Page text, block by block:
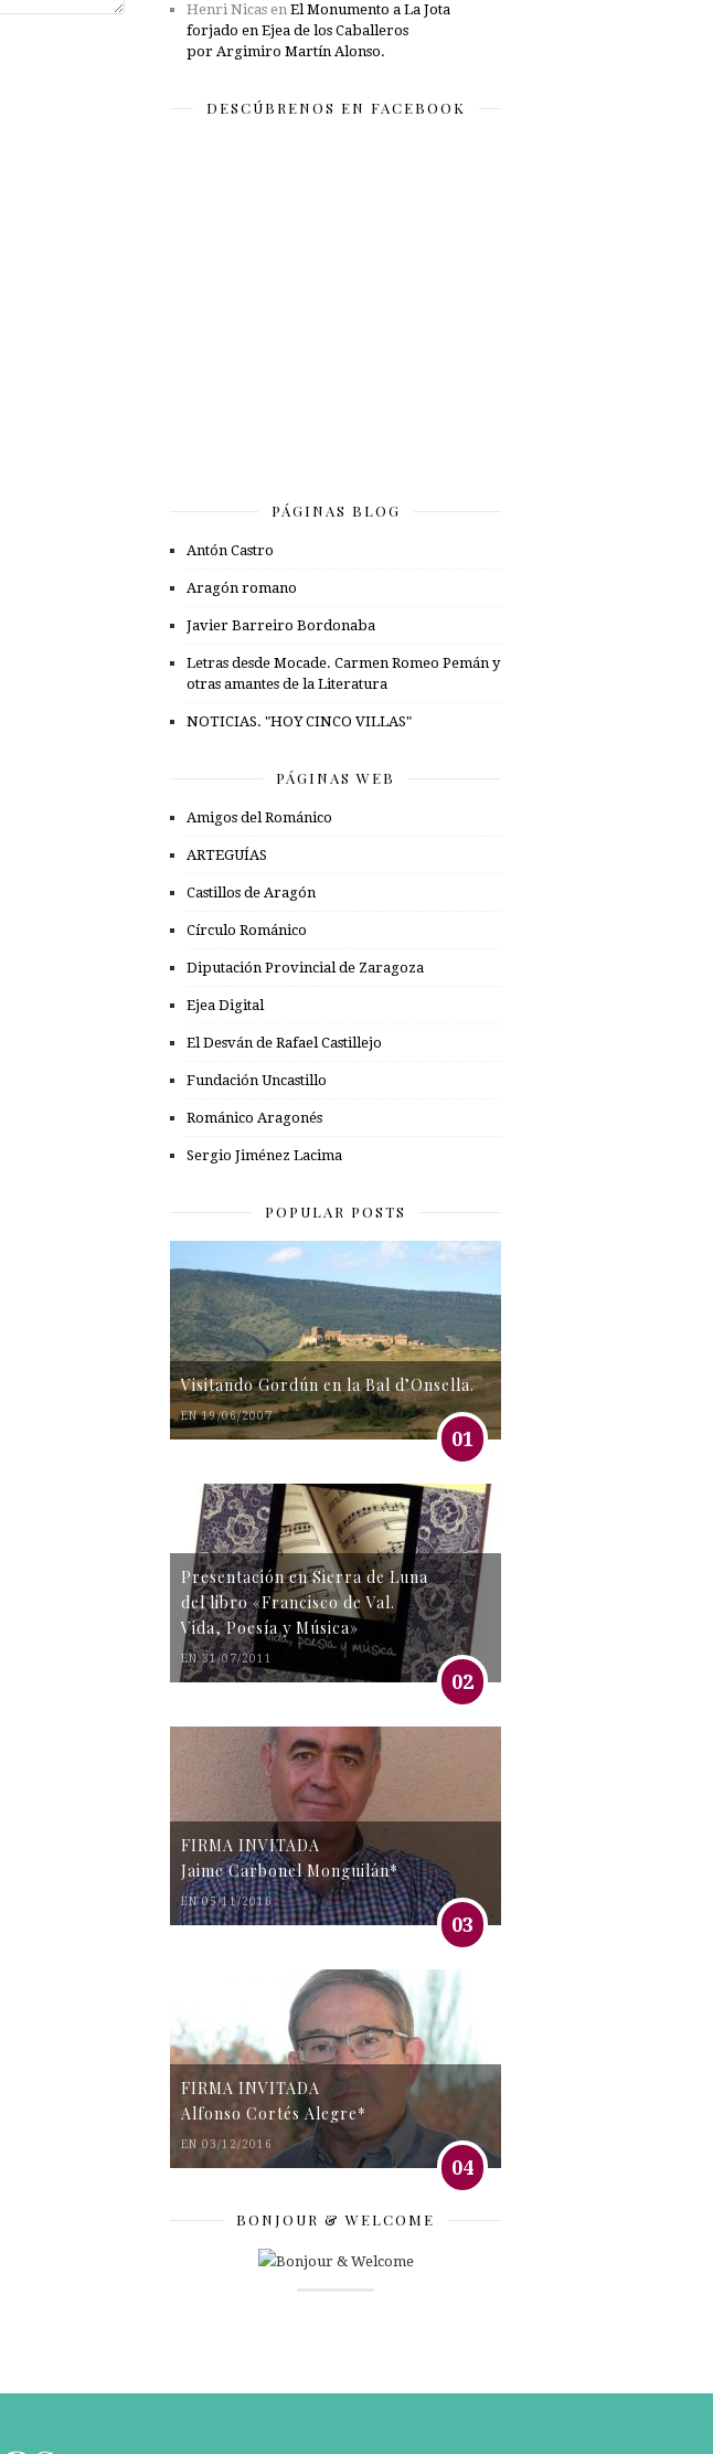
Henri Nicas en El Monumento a La Jota
forjado en Ejea de los Caballeros
por Argimiro Martín Alonso.
DESCÚBRENOS EN FACEBOOK
PÁGINAS BLOG
Antón Castro
Aragón romano
Javier Barreiro Bordonaba
Letras desde Mocade. Carmen Romeo Pemán y
otras amantes de la Literatura
NOTICIAS. "HOY CINCO VILLAS"
PÁGINAS WEB
Amigos del Románico
ARTEGUÍAS
Castillos de Aragón
Círculo Románico
Diputación Provincial de Zaragoza
Ejea Digital
El Desván de Rafael Castillejo
Fundación Uncastillo
Románico Aragonés
Sergio Jiménez Lacima
POPULAR POSTS
Visitando Gordún en la Bal d’Onsella.
EN 19/06/2007
01
Presentación en Sierra de Luna
del libro «Francisco de Val.
Vida, Poesía y Música»
EN 31/07/2011
02
FIRMA INVITADA
Jaime Carbonel Monguilán*
EN 05/11/2016
03
FIRMA INVITADA
Alfonso Cortés Alegre*
EN 03/12/2016
04
BONJOUR & WELCOME